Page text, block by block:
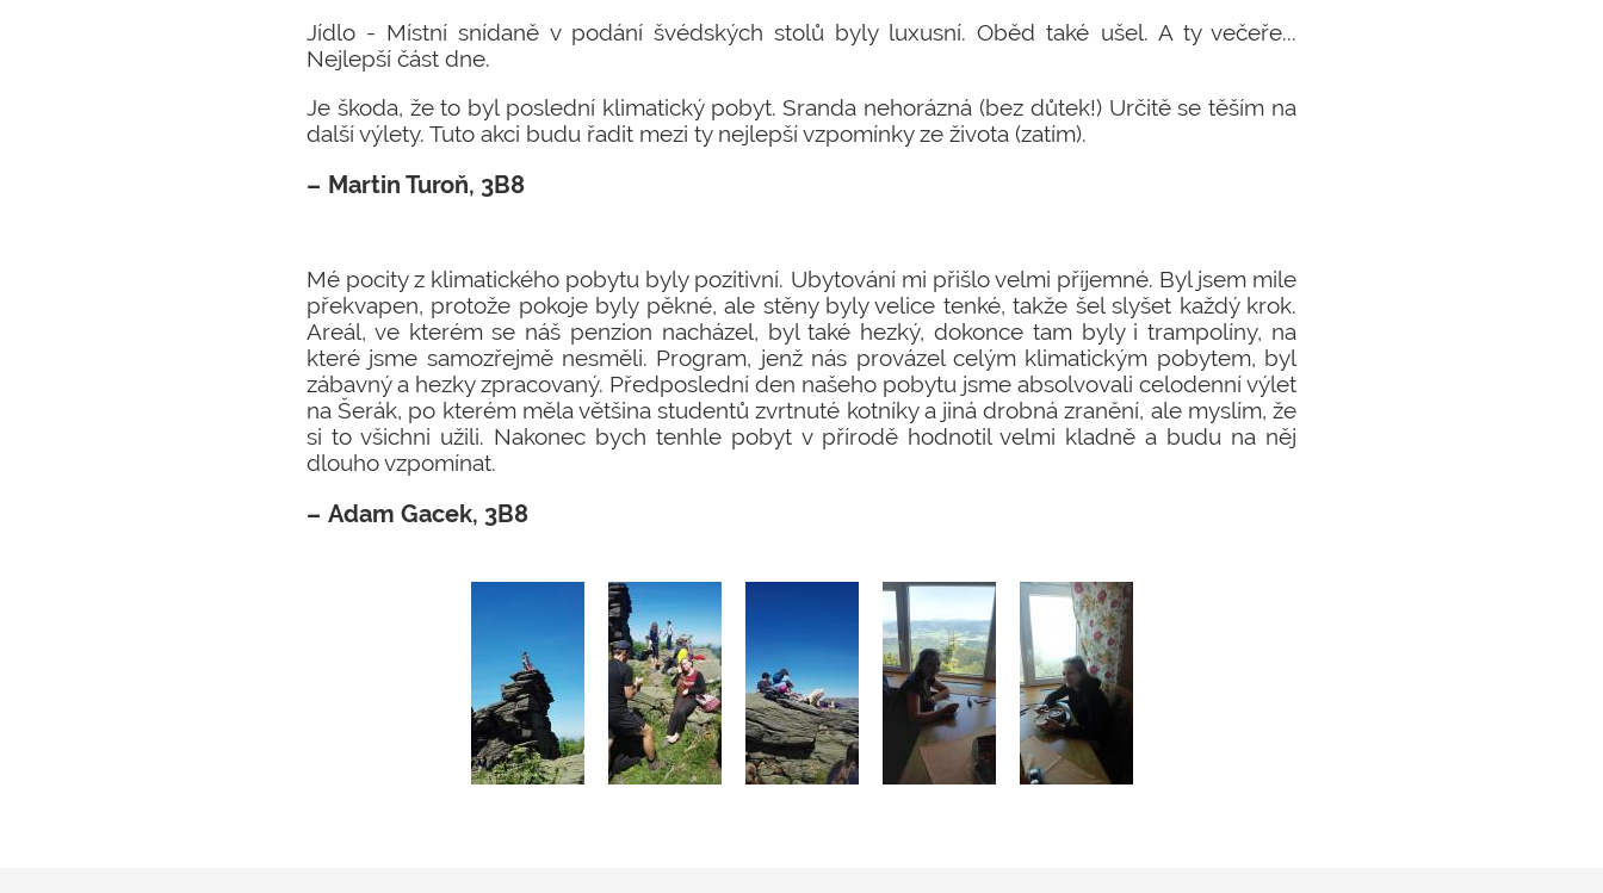
Jídlo - Místní snídaně v podání švédských stolů byly luxusní. Oběd také ušel. A ty večeře...
Nejlepší část dne.
Je škoda, že to byl poslední klimatický pobyt. Sranda nehorázná (bez důtek!) Určitě se těším na
další výlety. Tuto akci budu řadit mezi ty nejlepší vzpomínky ze života (zatím).
Martin Turoň, 3B8
Mé pocity z klimatického pobytu byly pozitivní. Ubytování mi přišlo velmi příjemné. Byl jsem mile
překvapen, protože pokoje byly pěkné, ale stěny byly velice tenké, takže šel slyšet každý krok.
Areál, ve kterém se náš penzion nacházel, byl také hezký, dokonce tam byly i trampolíny, na
které jsme samozřejmě nesměli. Program, jenž nás provázel celým klimatickým pobytem, byl
zábavný a hezky zpracovaný. Předposlední den našeho pobytu jsme absolvovali celodenní výlet
na Šerák, po kterém měla většina studentů zvrtnuté kotníky a jiná drobná zranění, ale myslím, že
si to všichni užili. Nakonec bych tenhle pobyt v přírodě hodnotil velmi kladně a budu na něj
dlouho vzpomínat.
Adam Gacek, 3B8